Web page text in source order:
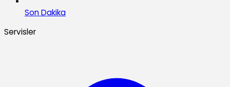
Son Dakika
Servisler